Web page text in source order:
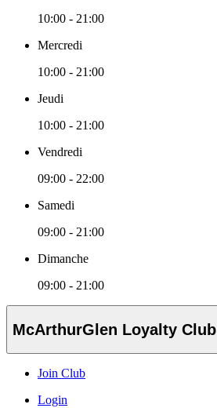
10:00 - 21:00
Mercredi
10:00 - 21:00
Jeudi
10:00 - 21:00
Vendredi
09:00 - 22:00
Samedi
09:00 - 21:00
Dimanche
09:00 - 21:00
McArthurGlen Loyalty Club
Join Club
Login